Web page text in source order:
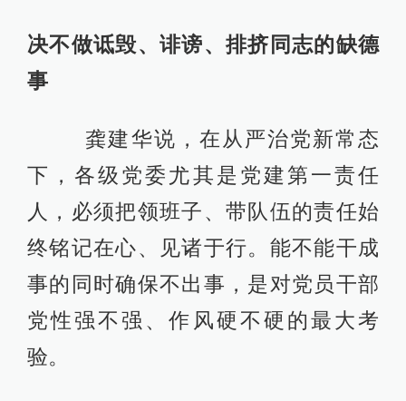
决不做诋毁、诽谤、排挤同志的缺德
事
龚建华说，在从严治党新常态
下，各级党委尤其是党建第一责任
人，必须把领班子、带队伍的责任始
终铭记在心、见诸于行。能不能干成
事的同时确保不出事，是对党员干部
党性强不强、作风硬不硬的最大考
验。